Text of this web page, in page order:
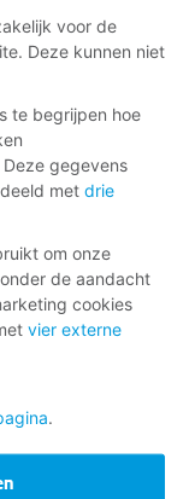
voor de
Deze kunnen niet
te begrijpen hoe
gegevens
met drie
om onze
de aandacht
cookies
vier externe
.